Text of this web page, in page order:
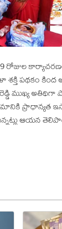
రోజుల
పథకం కింద
ముఖ్య అతిథిగా
ఆయన